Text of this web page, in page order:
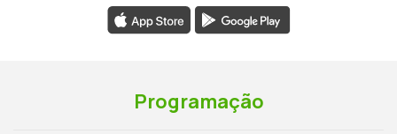
Programação